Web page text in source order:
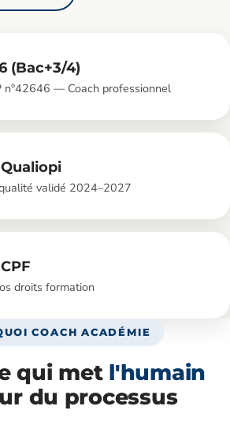
(Bac+3/4)
n°42646 — Coach professionnel
validé 2024–2027
droits formation
COACH ACADÉMIE
qui met l'humain
du processus